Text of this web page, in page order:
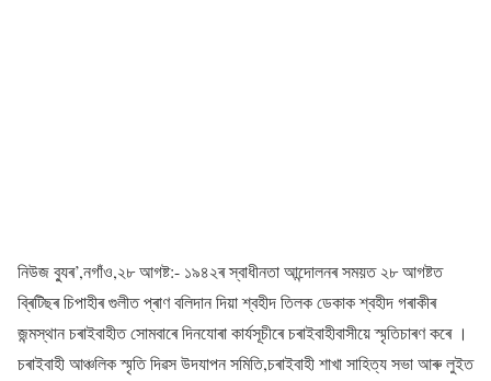
নিউজ ব্যুৰ’,নগাঁও,২৮ আগষ্ট:- ১৯৪২ৰ স্বাধীনতা আন্দোলনৰ সময়ত ২৮ আগষ্টত
ব্ৰিটিছৰ চিপাহীৰ গুলীত প্ৰাণ বলিদান দিয়া শ্বহীদ তিলক ডেকাক শ্বহীদ গৰাকীৰ
জন্মস্থান চৰাইবাহীত সোমবাৰে দিনযোৰা কাৰ্যসূচীৰে চৰাইবাহীবাসীয়ে স্মৃতিচাৰণ কৰে ।
চৰাইবাহী আঞ্চলিক স্মৃতি দিৱস উদযাপন সমিতি,চৰাইবাহী শাখা সাহিত্য সভা আৰু লুইত